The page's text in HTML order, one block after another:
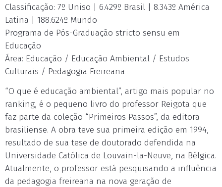
Classificação: 7º Uniso | 6.429º Brasil | 8.343º América
Latina | 188.624º Mundo
Programa de Pós-Graduação stricto sensu em
Educação
Área: Educação / Educação Ambiental / Estudos
Culturais / Pedagogia Freireana
“O que é educação ambiental”, artigo mais popular no
ranking, é o pequeno livro do professor Reigota que
faz parte da coleção “Primeiros Passos”, da editora
brasiliense. A obra teve sua primeira edição em 1994,
resultado de sua tese de doutorado defendida na
Universidade Católica de Louvain-la-Neuve, na Bélgica.
Atualmente, o professor está pesquisando a influência
da pedagogia freireana na nova geração de